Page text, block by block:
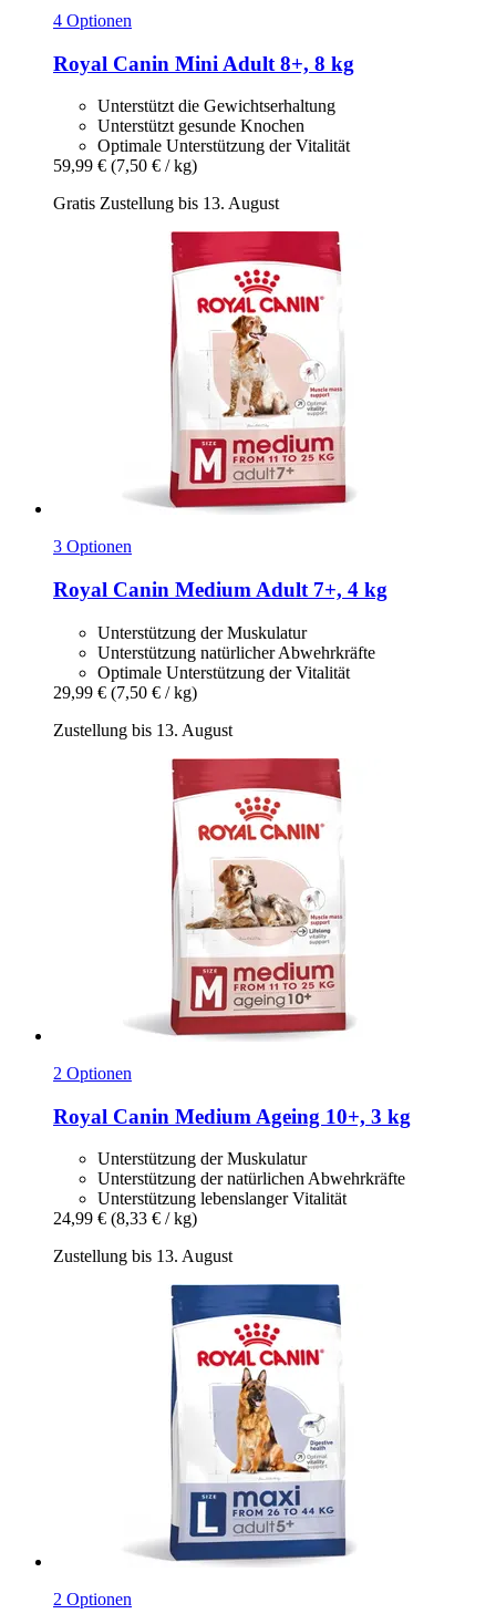
4 Optionen
Royal Canin Mini Adult 8+, 8 kg
Unterstützt die Gewichtserhaltung
Unterstützt gesunde Knochen
Optimale Unterstützung der Vitalität
59,99 € (7,50 € / kg)
Gratis Zustellung bis 13. August
3 Optionen
Royal Canin Medium Adult 7+, 4 kg
Unterstützung der Muskulatur
Unterstützung natürlicher Abwehrkräfte
Optimale Unterstützung der Vitalität
29,99 € (7,50 € / kg)
Zustellung bis 13. August
2 Optionen
Royal Canin Medium Ageing 10+, 3 kg
Unterstützung der Muskulatur
Unterstützung der natürlichen Abwehrkräfte
Unterstützung lebenslanger Vitalität
24,99 € (8,33 € / kg)
Zustellung bis 13. August
2 Optionen